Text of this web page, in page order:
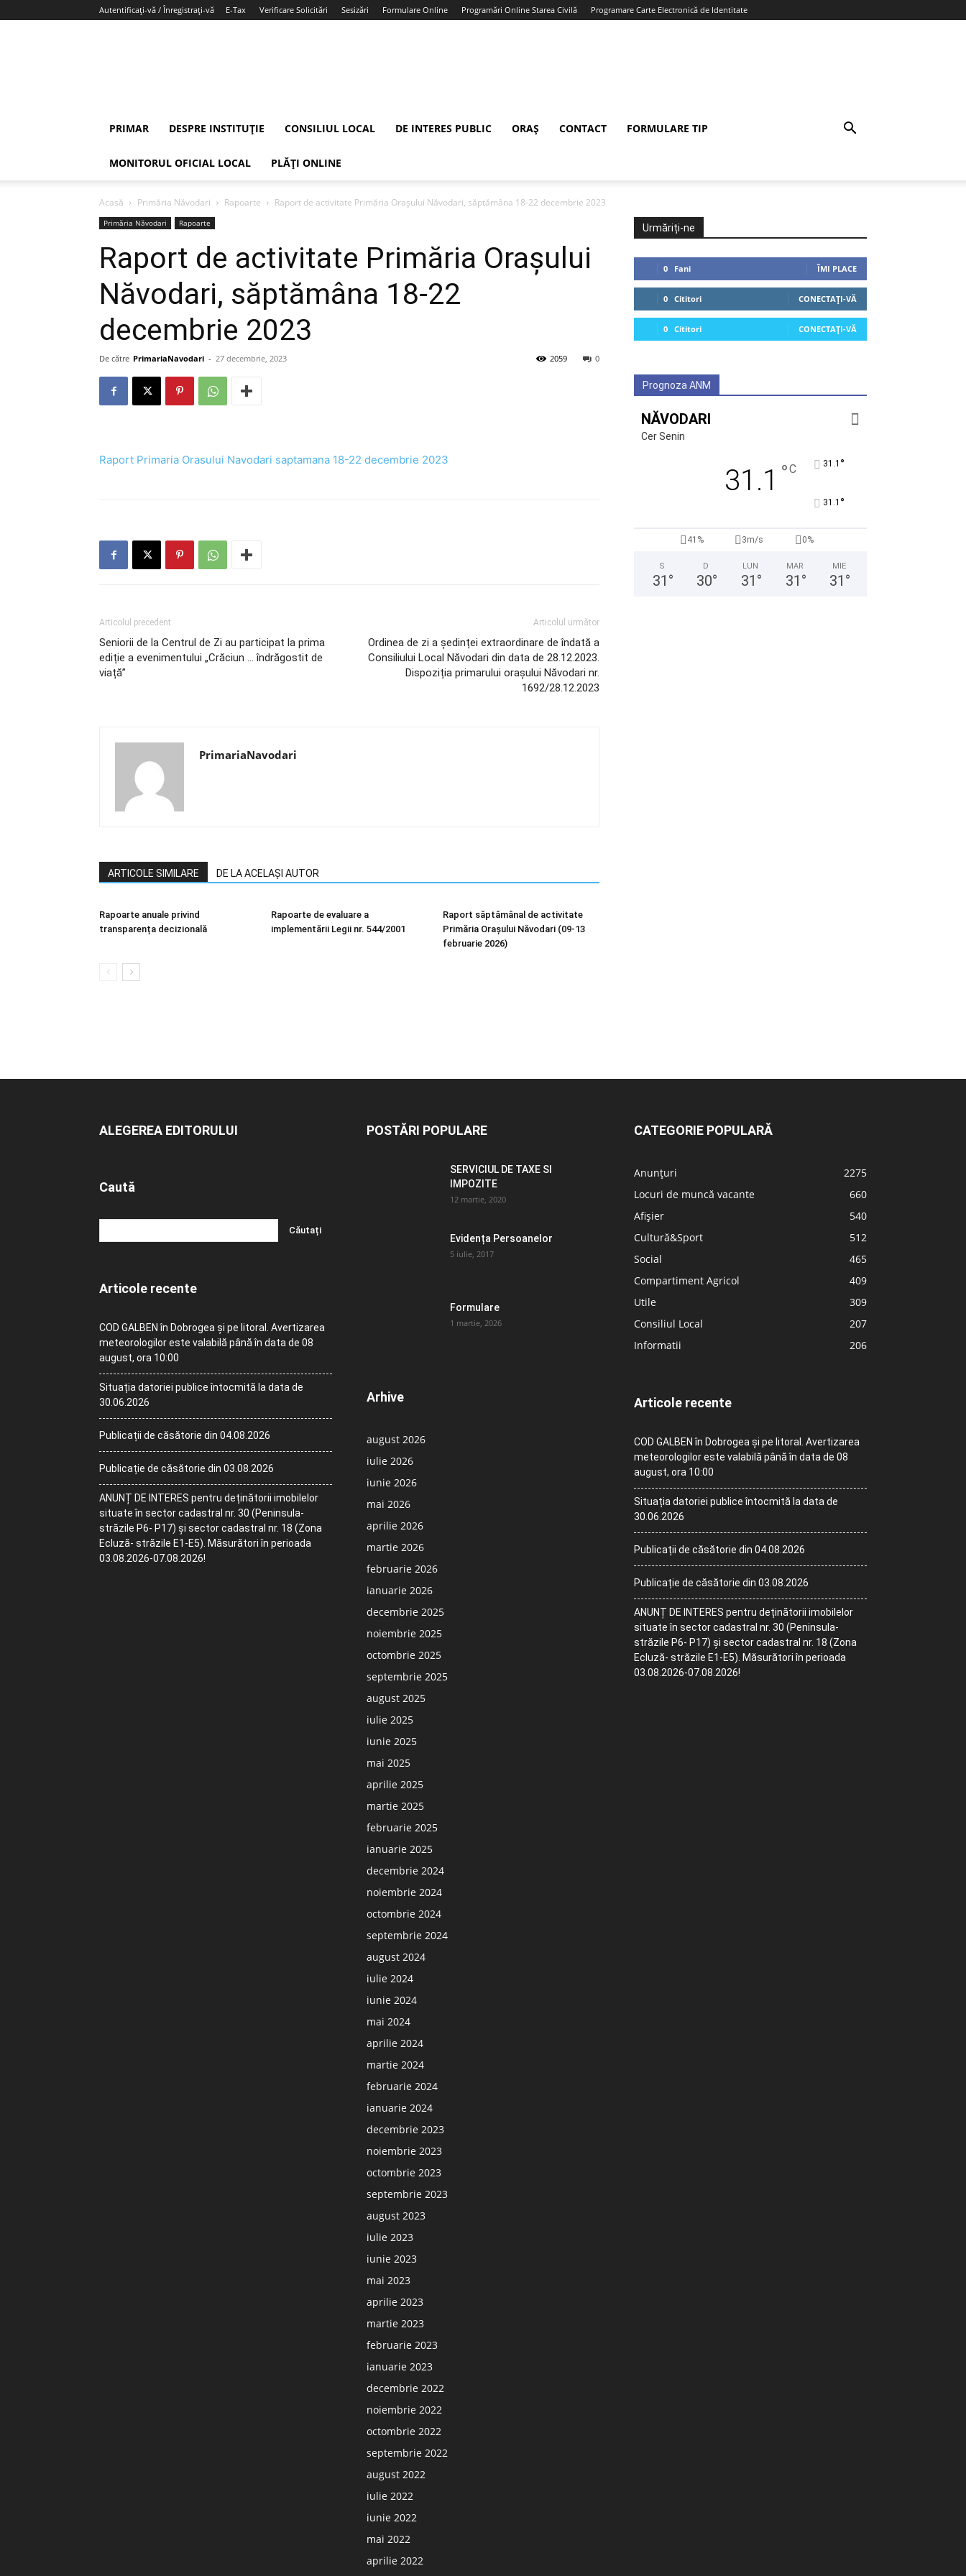
Autentificați-vă / Înregistrați-vă E-Tax Verificare Solicitări Sesizări Formulare Online Programări Online Starea Civilă Programare Carte Electronică de Identitate
PRIMAR DESPRE INSTITUȚIE CONSILIUL LOCAL DE INTERES PUBLIC ORAȘ CONTACT FORMULARE TIP
MONITORUL OFICIAL LOCAL PLĂȚI ONLINE
Acasă Primăria Năvodari Rapoarte Raport de activitate Primăria Orașului Năvodari, săptămâna 18-22 decembrie 2023
Primăria Năvodari Rapoarte
Raport de activitate Primăria Orașului
Năvodari, săptămâna 18-22
decembrie 2023
De către PrimariaNavodari - 27 decembrie, 2023 0
2059
Raport Primaria Orasului Navodari saptamana 18-22 decembrie 2023
Articolul precedent
Seniorii de la Centrul de Zi au participat la prima
ediție a evenimentului „Crăciun … îndrăgostit de
viață”
Articolul următor
Ordinea de zi a ședinței extraordinare de îndată a
Consiliului Local Năvodari din data de 28.12.2023.
Dispoziția primarului orașului Năvodari nr.
1692/28.12.2023
PrimariaNavodari
ARTICOLE SIMILARE DE LA ACELAȘI AUTOR
Rapoarte anuale privind
transparența decizională
Rapoarte de evaluare a
implementării Legii nr. 544/2001
Raport săptămânal de activitate
Primăria Orașului Năvodari (09-13
februarie 2026)
Urmăriți-ne
0 Fani ÎMI PLACE
0 Cititori CONECTAȚI-VĂ
0 Cititori CONECTAȚI-VĂ
Prognoza ANM
NĂVODARI
Cer Senin
31.1 °C 31.1 °
31.1 °
41% 3m/s 0%
S
31 °
D
30°
LUN
31 °
MAR
31 °
MIE
31 °
ALEGEREA EDITORULUI
Caută
Articole recente
COD GALBEN în Dobrogea și pe litoral. Avertizarea
meteorologilor este valabilă până în data de 08
august, ora 10:00
Situația datoriei publice întocmită la data de
30.06.2026
Publicații de căsătorie din 04.08.2026
Publicație de căsătorie din 03.08.2026
ANUNȚ DE INTERES pentru deținătorii imobilelor
situate în sector cadastral nr. 30 (Peninsula-
străzile P6- P17) și sector cadastral nr. 18 (Zona
Ecluză- străzile E1-E5). Măsurători în perioada
03.08.2026-07.08.2026!
POSTĂRI POPULARE
SERVICIUL DE TAXE SI
IMPOZITE
12 martie, 2020
Evidența Persoanelor
5 iulie, 2017
Formulare
1 martie, 2026
Arhive
august 2026
iulie 2026
iunie 2026
mai 2026
aprilie 2026
martie 2026
februarie 2026
ianuarie 2026
decembrie 2025
noiembrie 2025
octombrie 2025
septembrie 2025
august 2025
iulie 2025
iunie 2025
mai 2025
aprilie 2025
martie 2025
februarie 2025
ianuarie 2025
decembrie 2024
noiembrie 2024
octombrie 2024
septembrie 2024
august 2024
iulie 2024
iunie 2024
mai 2024
aprilie 2024
martie 2024
februarie 2024
ianuarie 2024
decembrie 2023
noiembrie 2023
octombrie 2023
septembrie 2023
august 2023
iulie 2023
iunie 2023
mai 2023
aprilie 2023
martie 2023
februarie 2023
ianuarie 2023
decembrie 2022
noiembrie 2022
octombrie 2022
septembrie 2022
august 2022
iulie 2022
iunie 2022
mai 2022
aprilie 2022
CATEGORIE POPULARĂ
Anunțuri
2275
Locuri de muncă vacante
660
Afișier
540
Cultură&Sport
512
Social
465
Compartiment Agricol
409
Utile
309
Consiliul Local
207
Informatii
206
Articole recente
COD GALBEN în Dobrogea și pe litoral. Avertizarea
meteorologilor este valabilă până în data de 08
august, ora 10:00
Situația datoriei publice întocmită la data de
30.06.2026
Publicații de căsătorie din 04.08.2026
Publicație de căsătorie din 03.08.2026
ANUNȚ DE INTERES pentru deținătorii imobilelor
situate în sector cadastral nr. 30 (Peninsula-
străzile P6- P17) și sector cadastral nr. 18 (Zona
Ecluză- străzile E1-E5). Măsurători în perioada
03.08.2026-07.08.2026!